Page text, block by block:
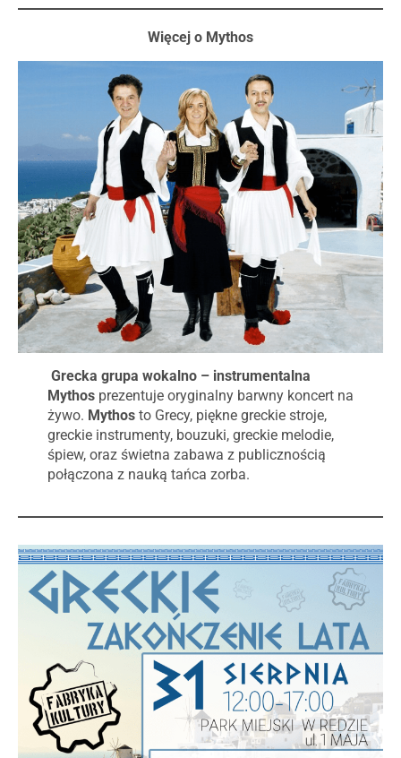
Więcej o Mythos
Grecka grupa wokalno – instrumentalna
Mythosprezentuje oryginalny barwny koncert na
żywo. Mythosto Grecy, piękne greckie stroje,
greckie instrumenty, bouzuki, greckie melodie,
śpiew, oraz świetna zabawa z publicznością
połączona z nauką tańca zorba.